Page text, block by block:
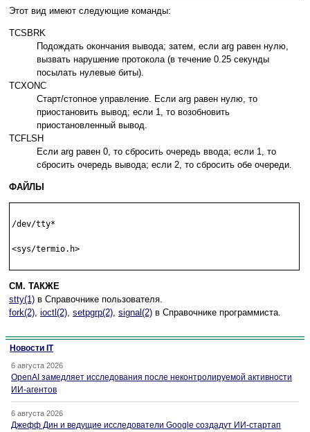
Этот вид имеют следующие команды:
TCSBRK
Подождать окончания вывода; затем, если arg равен нулю,
вызвать нарушение протокола (в течение 0.25 секунды
посылать нулевые биты).
TCXONC
Старт/стопное управление. Если arg равен нулю, то
приостановить вывод; если 1, то возобновить
приостановленный вывод.
TCFLSH
Если arg равен 0, то сбросить очередь ввода; если 1, то
сбросить очередь вывода; если 2, то сбросить обе очереди.
ФАЙЛЫ
/dev/tty*
<sys/termio.h>
СМ. ТАКЖЕ
stty(1) в Справочнике пользователя.
fork(2), ioctl(2), setpgrp(2), signal(2) в Справочнике программиста.
Новости IT
6 августа 2026
OpenAI замедляет исследования после неконтролируемой активности
ИИ-агентов
6 августа 2026
Джефф Дин и ведущие исследователи Google создадут ИИ-стартап